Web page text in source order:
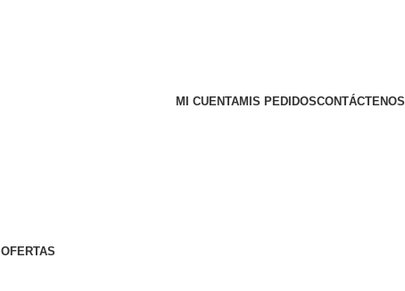
MI CUENTAMIS PEDIDOSCONTÁCTENOS
OFERTAS